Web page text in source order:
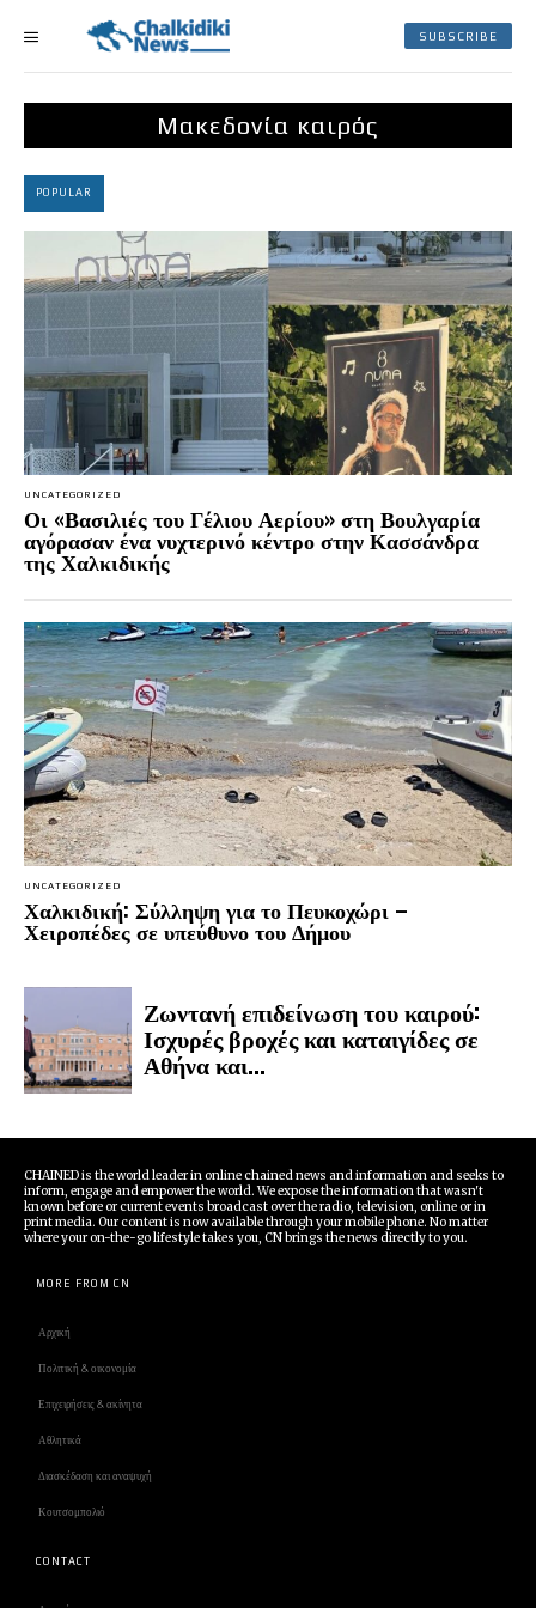
SUBSCRIBE
Μακεδονία καιρός
POPULAR
UNCATEGORIZED
Οι «Βασιλιές του Γέλιου Αερίου» στη Βουλγαρία
αγόρασαν ένα νυχτερινό κέντρο στην Κασσάνδρα
της Χαλκιδικής
UNCATEGORIZED
Χαλκιδική: Σύλληψη για το Πευκοχώρι –
Χειροπέδες σε υπεύθυνο του Δήμου
Ζωντανή επιδείνωση του καιρού:
Ισχυρές βροχές και καταιγίδες σε
Αθήνα και...
CHAINED is the world leader in online chained news and information and seeks to
inform, engage and empower the world. We expose the information that wasn't
known before or current events broadcast over the radio, television, online or in
print media. Our content is now available through your mobile phone. No matter
where your on-the-go lifestyle takes you, CN brings the news directly to you.
MORE FROM CN
Αρχική
Πολιτική & οικονομία
Επιχειρήσεις & ακίνητα
Αθλητικά
Διασκέδαση και αναψυχή
Κουτσομπολιό
CONTACT